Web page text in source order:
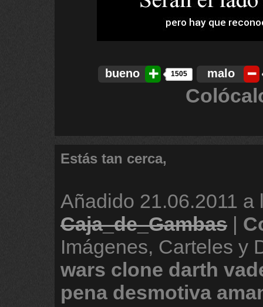
bueno 1505 malo
Estás tan cerca,
Añadido 21.06.2011 a
Caja_de_Gambas |
Imágenes, Carteles y
wars clone darth
pena desmotiva